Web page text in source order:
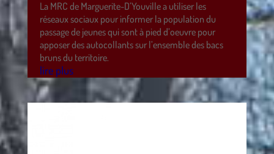
La MRC de Marguerite-D’Youville a utiliser les
réseaux sociaux pour informer la population du
passage de jeunes qui sont à pied d’oeuvre pour
apposer des autocollants sur l’ensemble des bacs
bruns du territoire.
lire plus